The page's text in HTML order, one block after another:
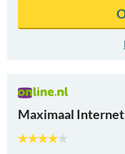
Maximaal